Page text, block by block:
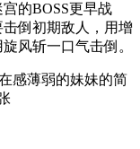
的BOSS更早战
倒初期敌人，用增
风斩一口气击倒。